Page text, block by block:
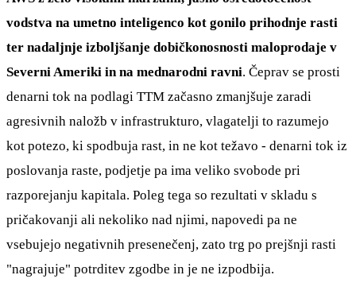
vodstva na umetno inteligenco kot gonilo prihodnje rasti
ter nadaljnje izboljšanje dobičkonosnosti maloprodaje v
Severni Ameriki in na mednarodni ravni. Čeprav se prosti
denarni tok na podlagi TTM začasno zmanjšuje zaradi
agresivnih naložb v infrastrukturo, vlagatelji to razumejo
kot potezo, ki spodbuja rast, in ne kot težavo - denarni tok iz
poslovanja raste, podjetje pa ima veliko svobode pri
razporejanju kapitala. Poleg tega so rezultati v skladu s
pričakovanji ali nekoliko nad njimi, napovedi pa ne
vsebujejo negativnih presenečenj, zato trg po prejšnji rasti
"nagrajuje" potrditev zgodbe in je ne izpodbija.